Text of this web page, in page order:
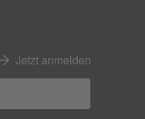
Jetzt anmelden